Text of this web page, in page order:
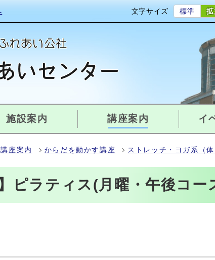
文字サイズ 標準 拡
施設案内 講座案内 イ
講座案内 からだを動かす講座 ストレッチ・ヨガ系（
ピラティス(月曜・午後コー